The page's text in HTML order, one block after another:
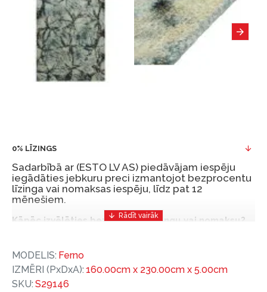
0% LĪZINGS
Sadarbībā ar (ESTO LV AS) piedāvājam iespēju
iegādāties jebkuru preci izmantojot bezprocentu
līzinga vai nomaksas iespēju, līdz pat 12
mēnešiem.
Kāpēc izvēlēties bezprocentu līzingu vai nomaksu?
un izdevīgs finansēšanas risinājums, lai iegādātos
vajadzīgās preces tulīt, bet par tām norēķinoties
vēlāk.
MODELIS: Ferno
IZMĒRI (PxDxA): 160.00cm x 230.00cm x 5.00cm
SKU: S29146